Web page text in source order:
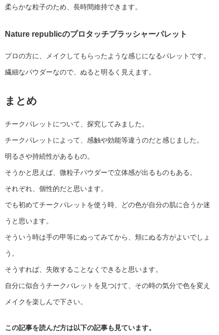
柔らかな粒子のため、長時間維持できます。
Nature republicのプロタッチブラッシャーパレット
プロの方に、メイクしてもらったような感じになるパレットです。
繊細なパウダーなので、ぬると明るく見えます。
まとめ
チークパレットについて、探究してみました。
チークパレットによって、感触や効能等違うのだと感じました。
明るさや持続性があるもの。
そうかと思えば、微粒子パウダーで立体感が出るものもある。
それぞれ、個性的だと思います。
でも初めてチークパレットを使う時、どの色が自分の肌に合うか迷
うと思います。
そういう時は手の甲等にぬってみてから、頬にぬる方がよいでしょ
う。
そうすれば、失敗することなくできると思います。
自分に似合うチークパレットを見つけて、その時の気分で色を変え
メイクを楽しんで下さい。
この記事を読んだ方は以下の記事も見ています。